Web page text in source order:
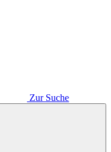
Zur Suche